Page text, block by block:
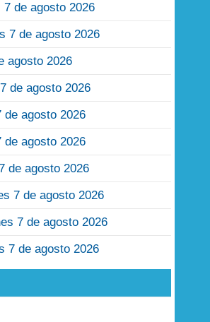
de agosto 2026
7 de agosto 2026
agosto 2026
de agosto 2026
agosto 2026
agosto 2026
de agosto 2026
7 de agosto 2026
7 de agosto 2026
7 de agosto 2026